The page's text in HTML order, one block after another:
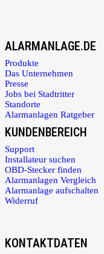
ALARMANLAGE.DE
Produkte
Das Unternehmen
Presse
Jobs bei Stadtritter
Standorte
Alarmanlagen Ratgeber
KUNDENBEREICH
Support
Installateur suchen
OBD-Stecker finden
Alarmanlagen Vergleich
Alarmanlage aufschalten
Widerruf
KONTAKTDATEN